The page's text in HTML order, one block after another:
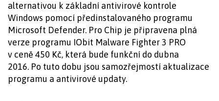
alternativou k základní antivirové kontrole
Windows pomocí předinstalovaného programu
Microsoft Defender. Pro Chip je připravena plná
verze programu IObit Malware Fighter 3 PRO
v ceně 450 Kč, která bude funkční do dubna
2016. Po tuto dobu jsou samozřejmostí aktualizace
programu a antivirové updaty.